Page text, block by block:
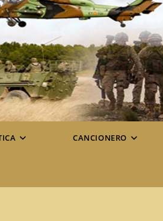
CANCIONERO